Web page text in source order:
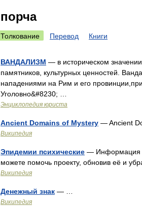
порча
Толкование Перевод Книги
ВАНДАЛИЗМ — в историческом
памятников, культурных ценностей.
нападениями на Рим и его
Уголовно&#8230; …
Энциклопедия юриста
Ancient Domains of Mystery — Ancient
Википедия
Эпидемии психические — Информация в
можете помочь проекту, обновив её и
Википедия
Денежный знак — …
Википедия